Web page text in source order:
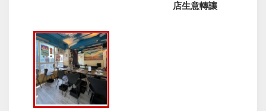
店生意轉讓